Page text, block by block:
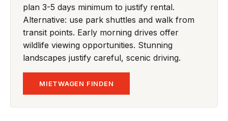
plan 3-5 days minimum to justify rental.
Alternative: use park shuttles and walk from
transit points. Early morning drives offer
wildlife viewing opportunities. Stunning
landscapes justify careful, scenic driving.
MIETWAGEN FINDEN